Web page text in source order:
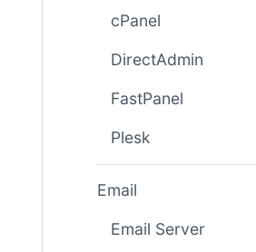
cPanel
DirectAdmin
FastPanel
Plesk
Email
Email Server